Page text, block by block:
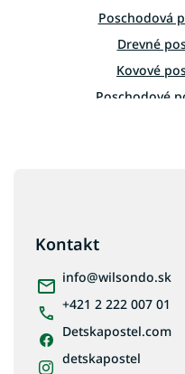
Poschodová
Drevné
Kovové
Poschodové
Kontakt
info@wilsondo.sk
+421 2 222 007 01
Detskapostel.com
detskapostel